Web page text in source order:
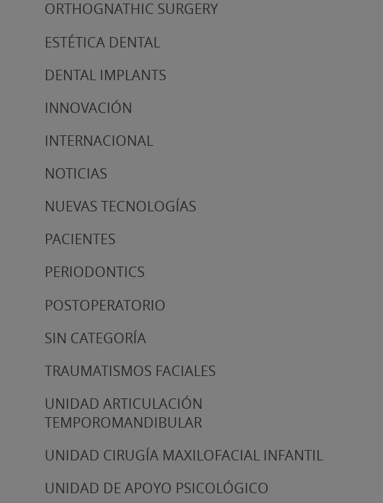
ORTHOGNATHIC SURGERY
ESTÉTICA DENTAL
DENTAL IMPLANTS
INNOVACIÓN
INTERNACIONAL
NOTICIAS
NUEVAS TECNOLOGÍAS
PACIENTES
PERIODONTICS
POSTOPERATORIO
SIN CATEGORÍA
TRAUMATISMOS FACIALES
UNIDAD ARTICULACIÓN
TEMPOROMANDIBULAR
UNIDAD CIRUGÍA MAXILOFACIAL INFANTIL
UNIDAD DE APOYO PSICOLÓGICO